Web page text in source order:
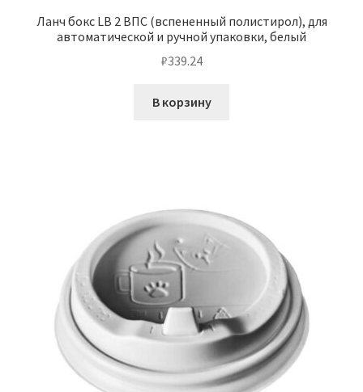
Ланч бокс LB 2 ВПС (вспененный полистирол), для
автоматической и ручной упаковки, белый
₽339.24
В корзину